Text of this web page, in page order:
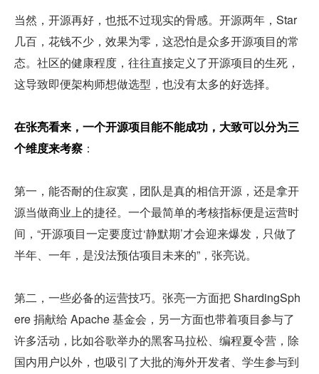
当然，开源再好，也抵不过现实的骨感。开源两年，Star
几百，花钱不少，效果为零，这恐怕是众多开源项目的常
态。社区的健康程度，往往直接定义了开源项目的生死，
这导致即便架构师想做选型，也没有太多的好选择。
在张亮看来，一个开源项目能不能成功，大致可以分为三
个维度来考察 ：
第一，能否耐的住寂寞，团队是真的相信开源，还是拿开
源当做商业上的捷径。一个最简单的考核指标便是运营时
间，“开源项目一定要度过‘静默期’才会迎来爆发，只做了
半年、一年，是没法预估项目未来的”，张亮说。
第二，一些必备的运营技巧。张亮一方面把 ShardingSph
ere 捐献给 Apache 基金会，另一方面也带着项目参与了
许多活动，比如谷歌举办的黑客马拉松、编程夏令营，除
国内用户以外，也吸引了大批的海外开发者、学生参与到